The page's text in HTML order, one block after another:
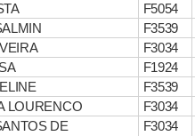
F5054
F3539
F3034
F1924
F3539
LOURENCO F3034
DE
F3034